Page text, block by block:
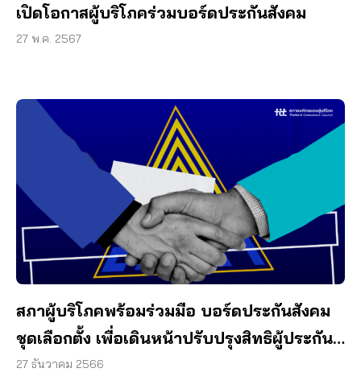
เปิดโอกาสผู้บริโภคร่วมบอร์ดประกันสังคม
27 พ.ค. 2567
สภาผู้บริโภคพร้อมร่วมมือ บอร์ดประกันสังคม
ชุดเลือกตั้ง เพื่อเดินหน้าปรับปรุงสิทธิผู้ประกัน
ตน
27 ธันวาคม 2566